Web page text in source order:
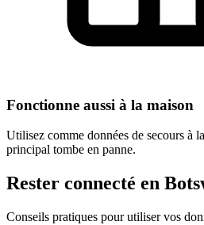
Fonctionne aussi à la maison
Utilisez comme données de secours à
principal tombe en panne.
Rester connecté en
Conseils pratiques pour utiliser vos